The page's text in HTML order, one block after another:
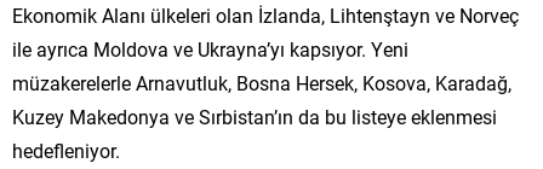
Ekonomik Alanı ülkeleri olan İzlanda, Lihtenştayn ve Norveç
ile ayrıca Moldova ve Ukrayna’yı kapsıyor. Yeni
müzakerelerle Arnavutluk, Bosna Hersek, Kosova, Karadağ,
Kuzey Makedonya ve Sırbistan’ın da bu listeye eklenmesi
hedefleniyor.